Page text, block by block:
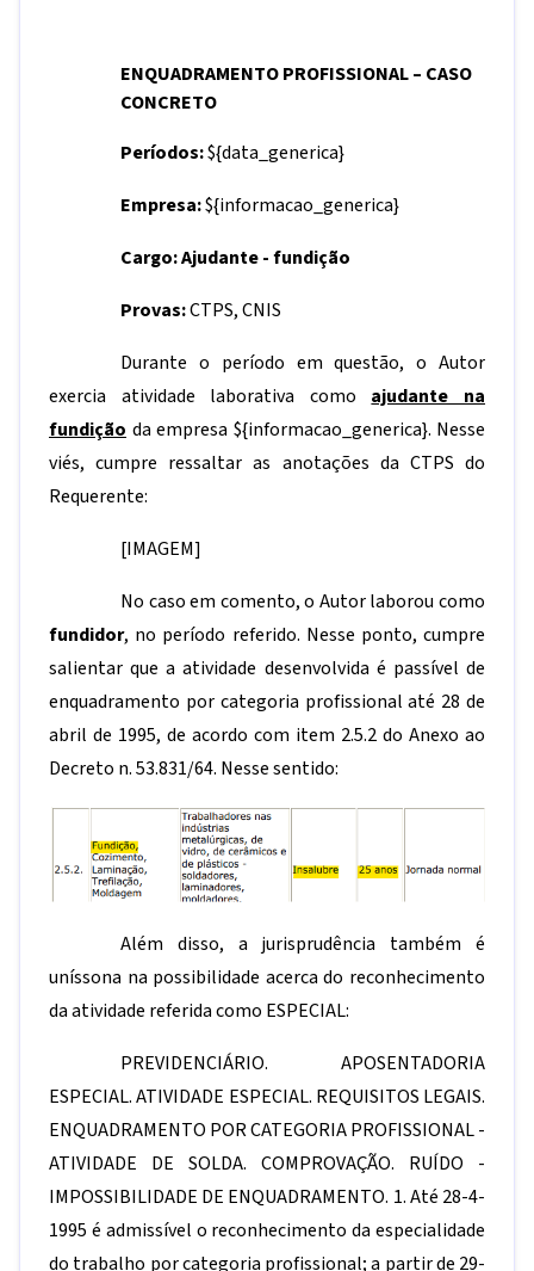
ENQUADRAMENTO PROFISSIONAL – CASO
CONCRETO
Períodos:${data_generica}
Empresa:${informacao_generica}
Cargo: Ajudante - fundição
Provas:CTPS, CNIS
Durante o período em questão, o Autor
exercia atividade laborativa como ajudante na
fundição da empresa ${informacao_generica}. Nesse
viés, cumpre ressaltar as anotações da CTPS do
Requerente:
[IMAGEM]
No caso em comento, o Autor laborou como
fundidor, no período referido. Nesse ponto, cumpre
salientar que a atividade desenvolvida é passível de
enquadramento por categoria profissional até 28 de
abril de 1995, de acordo com item 2.5.2 do Anexo ao
Decreto n. 53.831/64. Nesse sentido:
Além disso, a jurisprudência também é
uníssona na possibilidade acerca do reconhecimento
da atividade referida como ESPECIAL:
PREVIDENCIÁRIO. APOSENTADORIA
ESPECIAL. ATIVIDADE ESPECIAL. REQUISITOS LEGAIS.
ENQUADRAMENTO POR CATEGORIA PROFISSIONAL -
ATIVIDADE DE SOLDA. COMPROVAÇÃO. RUÍDO -
IMPOSSIBILIDADE DE ENQUADRAMENTO. 1. Até 28-4-
1995 é admissível o reconhecimento da especialidade
do trabalho por categoria profissional; a partir de 29-